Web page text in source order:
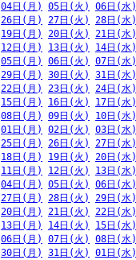
04日(月) 05日(火) 06日(水)
26日(月) 27日(火) 28日(水)
19日(月) 20日(火) 21日(水)
12日(月) 13日(火) 14日(水)
05日(月) 06日(火) 07日(水)
29日(月) 30日(火) 31日(水)
22日(月) 23日(火) 24日(水)
15日(月) 16日(火) 17日(水)
08日(月) 09日(火) 10日(水)
01日(月) 02日(火) 03日(水)
25日(月) 26日(火) 27日(水)
18日(月) 19日(火) 20日(水)
11日(月) 12日(火) 13日(水)
04日(月) 05日(火) 06日(水)
27日(月) 28日(火) 29日(水)
20日(月) 21日(火) 22日(水)
13日(月) 14日(火) 15日(水)
06日(月) 07日(火) 08日(水)
30日(月) 31日(火) 01日(水)